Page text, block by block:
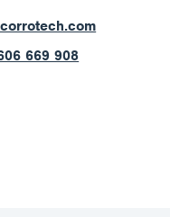
602 789 403